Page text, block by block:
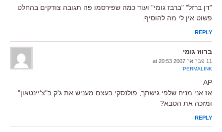
"דן ברזל" "ברבז גומי" ועוד כמה שפירסמו פה תגובה צודקים בהחלט
פשוט אין לי מה להוסיף.
REPLY
ברווז גומי
11 פברואר 2007 at 20:53
PERMALINK
AP
אז אני מניח שלפי גישתך, פולנסקי בעצם מעניש את ג'ק ב"צ'יינטאון"
ומזכה את הסבא?
REPLY